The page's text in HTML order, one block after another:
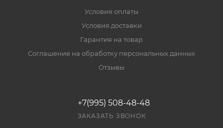
Условия оплаты
Условия доставки
Гарантия на товар
Соглашение на обработку персональных данных
Отзывы
+7(995) 508-48-48
ЗАКАЗАТЬ ЗВОНОК